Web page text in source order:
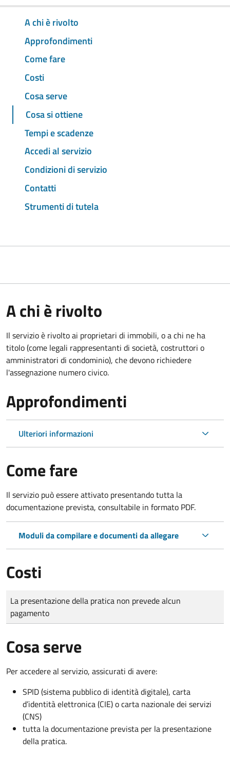
A chi è rivolto
Approfondimenti
Come fare
Costi
Cosa serve
Cosa si ottiene
Tempi e scadenze
Accedi al servizio
Condizioni di servizio
Contatti
Strumenti di tutela
A chi è rivolto
Il servizio è rivolto ai proprietari di immobili, o a chi ne ha
titolo (come legali rappresentanti di società, costruttori o
amministratori di condominio), che devono richiedere
l'assegnazione numero civico.
Approfondimenti
Ulteriori informazioni
Come fare
Il servizio può essere attivato presentando tutta la
documentazione prevista, consultabile in formato PDF.
Moduli da compilare e documenti da allegare
Costi
Tipo di pagamento
Importo
La presentazione della pratica non prevede alcun
pagamento
Cosa serve
Per accedere al servizio, assicurati di avere:
SPID (sistema pubblico di identità digitale), carta
d’identità elettronica (CIE) o carta nazionale dei servizi
(CNS)
tutta la documentazione prevista per la presentazione
della pratica.